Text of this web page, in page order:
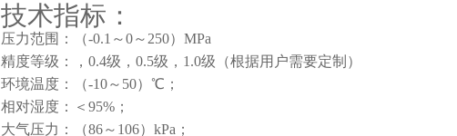
技术指标：
压力范围：（-0.1～0～250）MPa
精度等级：，0.4级，0.5级，1.0级（根据用户需要定制）
环境温度：（-10～50）℃；
相对湿度：＜95%；
大气压力：（86～106）kPa；